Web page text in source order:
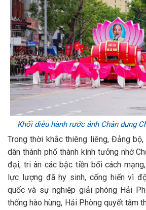
Khối diễu hành rước ảnh Chân dung
Trong thời khắc thiêng liêng, Đảng bộ,
dân thành phố thành kính tưởng nhớ
đại, tri ân các bậc tiền bối cách
lực lượng đã hy sinh, cống hiến vì
quốc và sự nghiệp giải phóng Hải
thống hào hùng, Hải Phòng quyết tâm